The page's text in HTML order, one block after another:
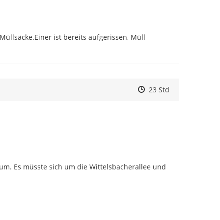
ist bereits aufgerissen, Müll
Zeitpunkt des
Zeitpunkt des
23 StdZur Äußerung
Es müsste sich um die Wittelsbacherallee und